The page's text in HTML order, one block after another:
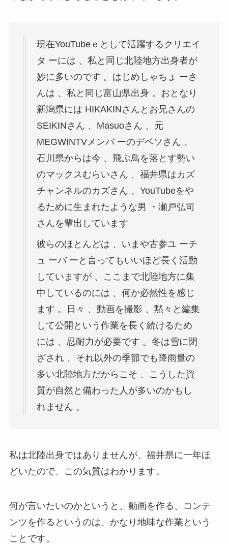
現在YouTubeｅとして活躍するクリエイ
タ ーには 、私と同じ北陸地方出身者が
妙に多いのです 。はじめしゃちょ ーさ
んは 、私と同じ富山県出身 。おとなり
新潟県には HIKAKINさんとお兄さんの
SEIKINさん 、Masuoさん 、元
MEGWINTVメンバ ーのデベソさん 、
石川県からは今 、飛ぶ鳥を落とす勢い
のマックスむらいさん 、福井県はカズ
チャンネルのカズさん 、YouTubeをや
るために生まれたような男 ・瀬戸弘司
さんを輩出しています
彼らのほとんどは 、いまや古参ユ ーチ
ュ ーバ ーと言ってもいいほど長く活動
していますが 、ここまで北陸地方に集
中しているのには 、何か必然性を感じ
ます 。日々 、動画を撮影 、黙々と編集
して公開という作業を長く続けるため
には 、忍耐力が必要です 。冬は雪に閉
ざされ 、それ以外の季節でも降雨量の
多い北陸地方だからこそ 、こうした資
質が自然と備わった人が多いのかもし
れません 。
私は北陸出身ではありませんが、福井県に一年ほ
どいたので、この気質はわかります。
何が言いたいのかというと、動画を作る、コンテ
ンツを作るというのは、かなり地味な作業という
ことです。